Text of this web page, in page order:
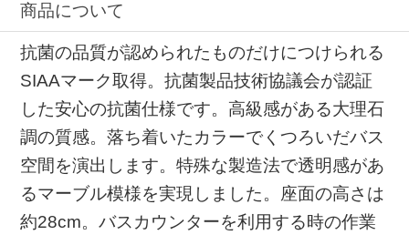
商品について
抗菌の品質が認められたものだけにつけられる
SIAAマーク取得。抗菌製品技術協議会が認証
した安心の抗菌仕様です。高級感がある大理石
調の質感。落ち着いたカラーでくつろいだバス
空間を演出します。特殊な製造法で透明感があ
るマーブル模様を実現しました。座面の高さは
約28cm。バスカウンターを利用する時の作業